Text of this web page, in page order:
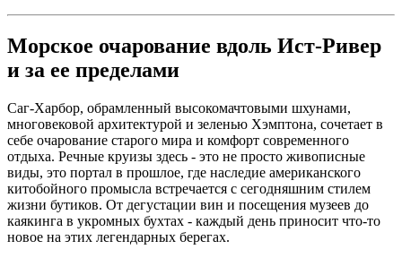
Морское очарование вдоль Ист-Ривер
и за ее пределами
Саг-Харбор, обрамленный высокомачтовыми шхунами,
многовековой архитектурой и зеленью Хэмптона, сочетает в
себе очарование старого мира и комфорт современного
отдыха. Речные круизы здесь - это не просто живописные
виды, это портал в прошлое, где наследие американского
китобойного промысла встречается с сегодняшним стилем
жизни бутиков. От дегустации вин и посещения музеев до
каякинга в укромных бухтах - каждый день приносит что-то
новое на этих легендарных берегах.